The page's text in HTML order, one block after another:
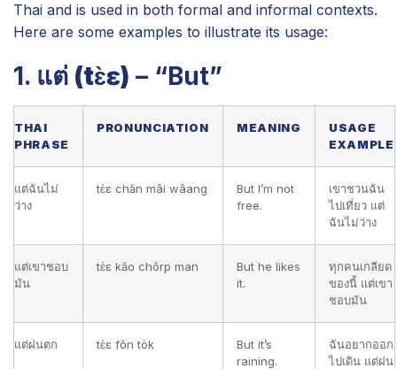
Thai and is used in both formal and informal contexts.
Here are some examples to illustrate its usage:
1. แต่ (tɛ̀ɛ) – “But”
THAI
PHRASE
PRONUNCIATION MEANING
USAGE
EXAMPLE
แต่ฉันไม่
ว่าง
tɛ̀ɛ chăn mâi wâang
But I’m not
free.
เขาชวนฉัน
ไปเที่ยว แต่
ฉันไม่ว่าง
แต่เขาชอบ
มัน
tɛ̀ɛ kăo chôrp man
But he likes
it.
ทุกคนเกลียด
ของนี้ แต่เขา
ชอบมัน
แต่ฝนตก tɛ̀ɛ fŏn tòk
But it’s
raining.
ฉันอยากออก
ไปเดิน แต่ฝน